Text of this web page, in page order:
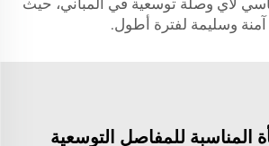
لأي وصلة توسعية في المباني، حيث
آمنة وسليمة لفترة أطول.
المناسبة للمفاصل التوسعية